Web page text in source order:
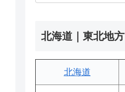
北海道｜東北地方
北海道